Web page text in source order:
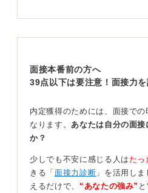
うのが効果的です。
この準備をするうえで特に意識
との評価ポイントの違いです。
一次面接では基本的なマナー
が中心ですが、二次面接では
後、具体的にどう活躍してく
面接本番前の方へ
39点以下は要注意！面接力
内定獲得のためには、面接で
なります。 あなたは自分の面
か？
少しでも不安に感じる人は たっ
きる「 面接力診断 」を活用し
えるだけで、 “あなたの強み” と